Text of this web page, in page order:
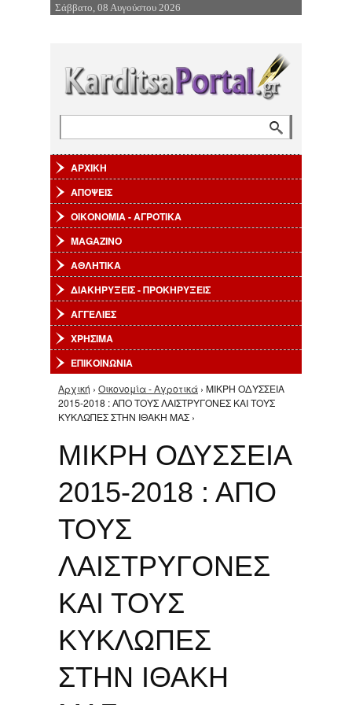
Επιστροφή στην Πλοήγηση
Σάββατο, 08 Αυγούστου 2026
ΑΡΧΙΚΗ
ΑΠΟΨΕΙΣ
ΟΙΚΟΝΟΜΙΑ - ΑΓΡΟΤΙΚΑ
MAGAZINO
ΑΘΛΗΤΙΚΑ
ΔΙΑΚΗΡΥΞΕΙΣ - ΠΡΟΚΗΡΥΞΕΙΣ
ΑΓΓΕΛΙΕΣ
ΧΡΗΣΙΜΑ
ΕΠΙΚΟΙΝΩΝΙΑ
Είστε εδώ
Αρχική › Οικονομία - Αγροτικά › ΜΙΚΡΗ ΟΔΥΣΣΕΙΑ
2015-2018 : ΑΠΟ ΤΟΥΣ ΛΑΙΣΤΡΥΓΟΝΕΣ ΚΑΙ ΤΟΥΣ
ΚΥΚΛΩΠΕΣ ΣΤΗΝ ΙΘΑΚΗ ΜΑΣ ›
ΜΙΚΡΗ ΟΔΥΣΣΕΙΑ
2015-2018 : ΑΠΟ
ΤΟΥΣ
ΛΑΙΣΤΡΥΓΟΝΕΣ
ΚΑΙ ΤΟΥΣ
ΚΥΚΛΩΠΕΣ
ΣΤΗΝ ΙΘΑΚΗ